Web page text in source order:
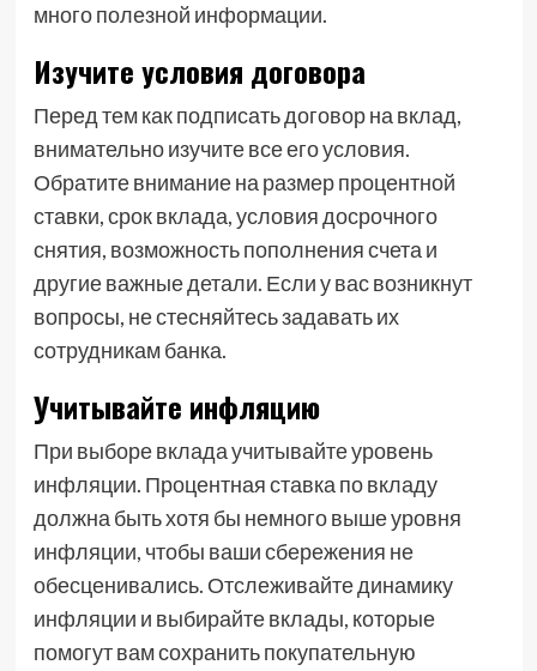
много полезной информации.
Изучите условия договора
Перед тем как подписать договор на вклад,
внимательно изучите все его условия.
Обратите внимание на размер процентной
ставки, срок вклада, условия досрочного
снятия, возможность пополнения счета и
другие важные детали. Если у вас возникнут
вопросы, не стесняйтесь задавать их
сотрудникам банка.
Учитывайте инфляцию
При выборе вклада учитывайте уровень
инфляции. Процентная ставка по вкладу
должна быть хотя бы немного выше уровня
инфляции, чтобы ваши сбережения не
обесценивались. Отслеживайте динамику
инфляции и выбирайте вклады, которые
помогут вам сохранить покупательную